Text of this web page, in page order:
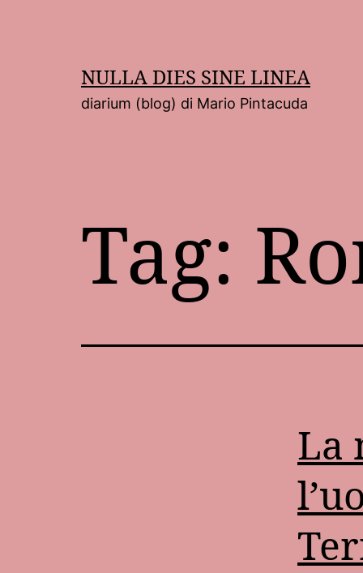
NULLA DIES SINE LINEA
diarium (blog) di Mario Pintacuda
Tag:
La